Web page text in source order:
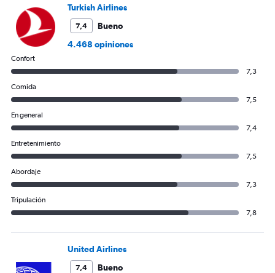
2.4.
Turkish Airlines
7,4
Bueno
4.468 opiniones
Confort
7,3
Comida
7,5
En general
7,4
Entretenimiento
7,5
Abordaje
7,3
Tripulación
7,8
United Airlines
7,4
Bueno